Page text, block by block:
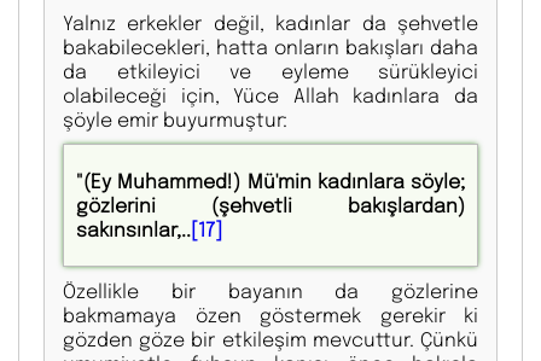
Yalnız erkekler değil, kadınlar da şehvetle
bakabilecekleri, hatta onların bakışları daha
da etkileyici ve eyleme sürükleyici
olabileceği için, Yüce Allah kadınlara da
şöyle emir buyurmuştur:
"(Ey Muhammed!) Mü'min kadınlara söyle;
gözlerini (şehvetli bakışlardan)
sakınsınlar,..[17]
Özellikle bir bayanın da gözlerine
bakmamaya özen göstermek gerekir ki
gözden göze bir etkileşim mevcuttur. Çünkü